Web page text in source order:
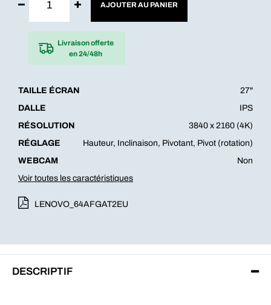
AJOUTER AU PANIER
Livraison offerte
en 24/48h
TAILLE ÉCRAN
27"
DALLE
IPS
RÉSOLUTION
3840 x 2160 (4K)
RÉGLAGE
Hauteur, Inclinaison, Pivotant, Pivot (rotation)
WEBCAM
Non
Voir toutes les caractéristiques
LENOVO_64AFGAT2EU
DESCRIPTIF